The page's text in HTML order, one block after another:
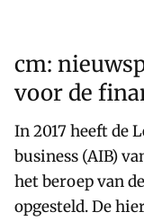
cm:
voor de
In 2017 heeft de
business (AIB)
het beroep van
opgesteld. De